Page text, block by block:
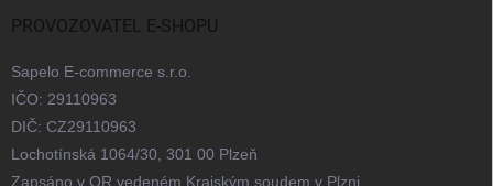
PROVOZOVATEL E-SHOPU
Sapelo E-commerce s.r.o.
IČO: 29110963
DIČ: CZ29110963
Lochotínská 1064/30, 301 00 Plzeň
Zapsáno v OR vedeném Krajským soudem v Plzni